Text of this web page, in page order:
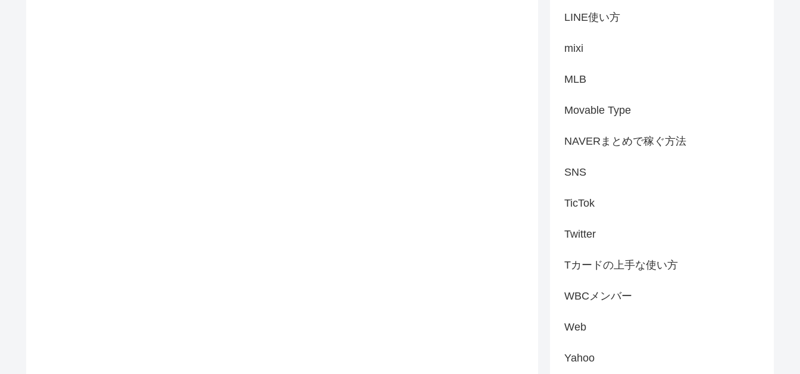
LINE使い方
mixi
MLB
Movable Type
NAVERまとめで稼ぐ方法
SNS
TicTok
Twitter
Tカードの上手な使い方
WBCメンバー
Web
Yahoo